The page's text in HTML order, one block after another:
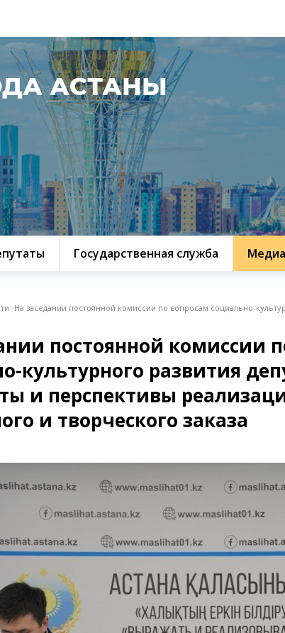
АСТАНЫ
Государственная служба Медиа
На заседании постоянной комиссии по вопросам социально-
постоянной комиссии
культурного развития
и перспективы
и творческого заказа